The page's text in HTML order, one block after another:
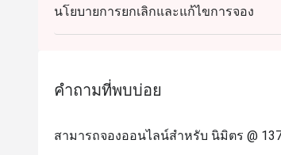
นโยบายการยกเลิกและแก้ไขการจอง
คำถามที่พบบ่อย
สามารถจองออนไลน์สำหรับ นิมิตร @